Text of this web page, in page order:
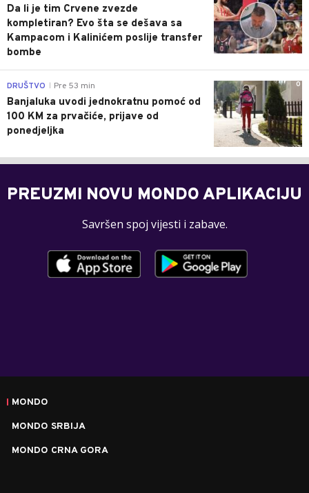
Da li je tim Crvene zvezde
kompletiran? Evo šta se dešava sa
Kampacom i Kalinićem poslije transfer
bombe
0
DRUŠTVO Pre 53 min
Banjaluka uvodi jednokratnu pomoć od
100 KM za prvačiće, prijave od
ponedjeljka
PREUZMI NOVU MONDO APLIKACIJU
Savršen spoj vijesti i zabave.
MONDO
MONDO SRBIJA
MONDO CRNA GORA